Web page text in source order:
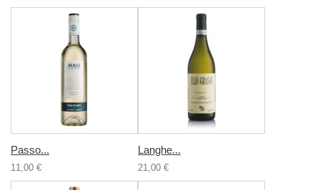
Passo...
11,00 €
Langhe...
21,00 €